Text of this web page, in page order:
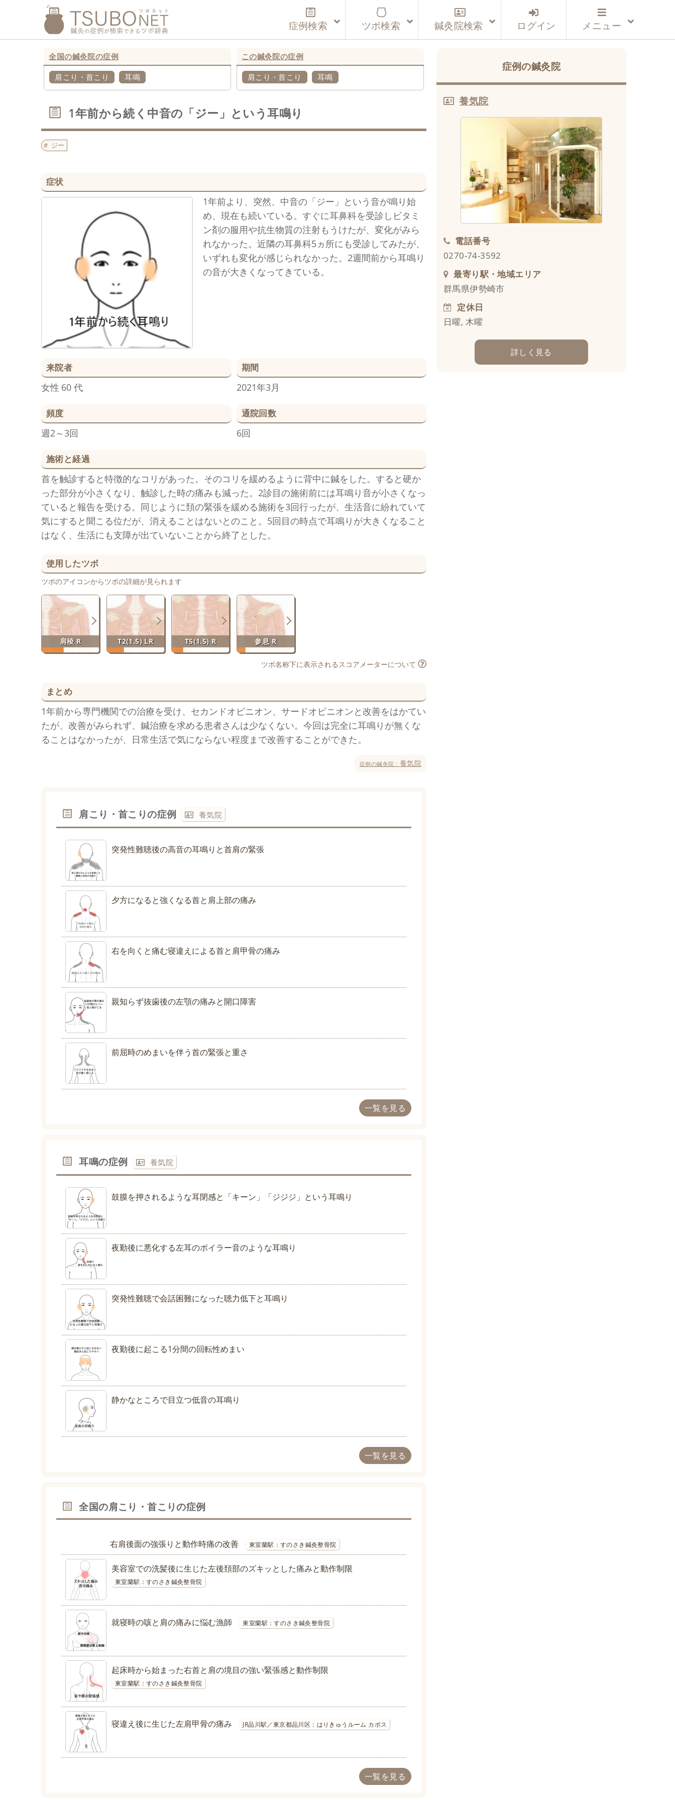
症例検索 ツボ検索 鍼灸院検索 ログイン メニュー
全国の鍼灸院の症例
肩こり・首こり 耳鳴
この鍼灸院の症例
肩こり・首こり 耳鳴
1年前から続く中音の「ジー」という耳鳴り
ジー
症状
1年前より、突然、中音の「ジー」という音が鳴り始
め、現在も続いている。すぐに耳鼻科を受診しビタミ
ン剤の服用や抗生物質の注射もうけたが、変化がみら
れなかった。近隣の耳鼻科5ヵ所にも受診してみたが、
いずれも変化が感じられなかった。2週間前から耳鳴り
の音が大きくなってきている。
来院者
女性 60 代
期間
2021年3月
頻度
週2～3回
通院回数
6回
施術と経過
首を触診すると特徴的なコリがあった。そのコリを緩めるように背中に鍼をした。すると硬か
った部分が小さくなり、触診した時の痛みも減った。2診目の施術前には耳鳴り音が小さくなっ
ていると報告を受ける。同じように頚の緊張を緩める施術を3回行ったが、生活音に紛れていて
気にすると聞こる位だが、消えることはないとのこと。5回目の時点で耳鳴りが大きくなること
はなく、生活にも支障が出ていないことから終了とした。
使用したツボ
ツボのアイコンからツボの詳細が見られます
肩稜 R T2(1.5) LR T5(1.5) R 参息 R
ツボ名称下に表示されるスコアメーターについて
まとめ
1年前から専門機関での治療を受け、セカンドオピニオン、サードオピニオンと改善をはかてい
たが、改善がみられず、鍼治療を求める患者さんは少なくない。今回は完全に耳鳴りが無くな
ることはなかったが、日常生活で気にならない程度まで改善することができた。
症例の鍼灸院： 養気院
肩こり・首こりの症例 養気院
突発性難聴後の高音の耳鳴りと首肩の緊張
夕方になると強くなる首と肩上部の痛み
右を向くと痛む寝違えによる首と肩甲骨の痛み
親知らず抜歯後の左顎の痛みと開口障害
前屈時のめまいを伴う首の緊張と重さ
一覧を見る
耳鳴の症例 養気院
鼓膜を押されるような耳閉感と「キーン」「ジジジ」という耳鳴り
夜勤後に悪化する左耳のボイラー音のような耳鳴り
突発性難聴で会話困難になった聴力低下と耳鳴り
夜勤後に起こる1分間の回転性めまい
静かなところで目立つ低音の耳鳴り
一覧を見る
全国の肩こり・首こりの症例
右肩後面の強張りと動作時痛の改善 東室蘭駅：すのさき鍼灸整骨院
美容室での洗髪後に生じた左後頚部のズキッとした痛みと動作制限
東室蘭駅：すのさき鍼灸整骨院
就寝時の咳と肩の痛みに悩む漁師 東室蘭駅：すのさき鍼灸整骨院
起床時から始まった右首と肩の境目の強い緊張感と動作制限
東室蘭駅：すのさき鍼灸整骨院
寝違え後に生じた左肩甲骨の痛み JR品川駅／東京都品川区：はりきゅうルーム カポス
一覧を見る
症例の鍼灸院
養気院
電話番号
0270-74-3592
最寄り駅・地域エリア
群馬県伊勢崎市
定休日
日曜, 木曜
詳しく見る